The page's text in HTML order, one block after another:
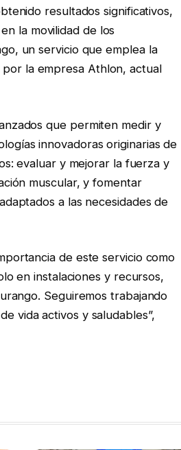
resultados significativos,
la movilidad de los
un servicio que emplea la
la empresa Athlon, actual
que permiten medir y
innovadoras originarias de
evaluar y mejorar la fuerza y
muscular, y fomentar
a las necesidades de
de este servicio como
en instalaciones y recursos,
Seguiremos trabajando
vida activos y saludables”,